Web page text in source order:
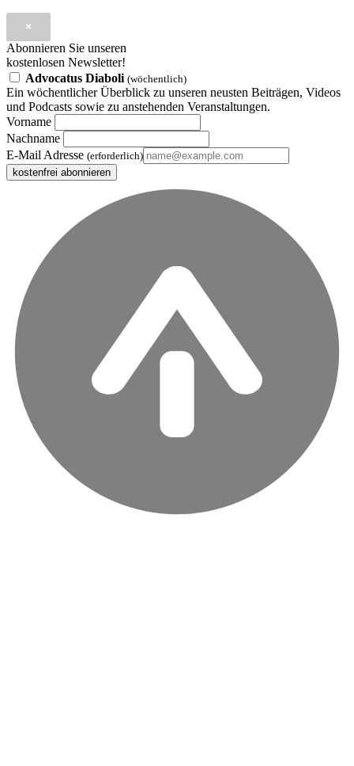
×
Abonnieren Sie unseren
kostenlosen Newsletter!
Advocatus Diaboli (wöchentlich)
Ein wöchentlicher Überblick zu unseren neusten Beiträgen, Videos
und Podcasts sowie zu anstehenden Veranstaltungen.
Vorname
Nachname
E-Mail Adresse (erforderlich)